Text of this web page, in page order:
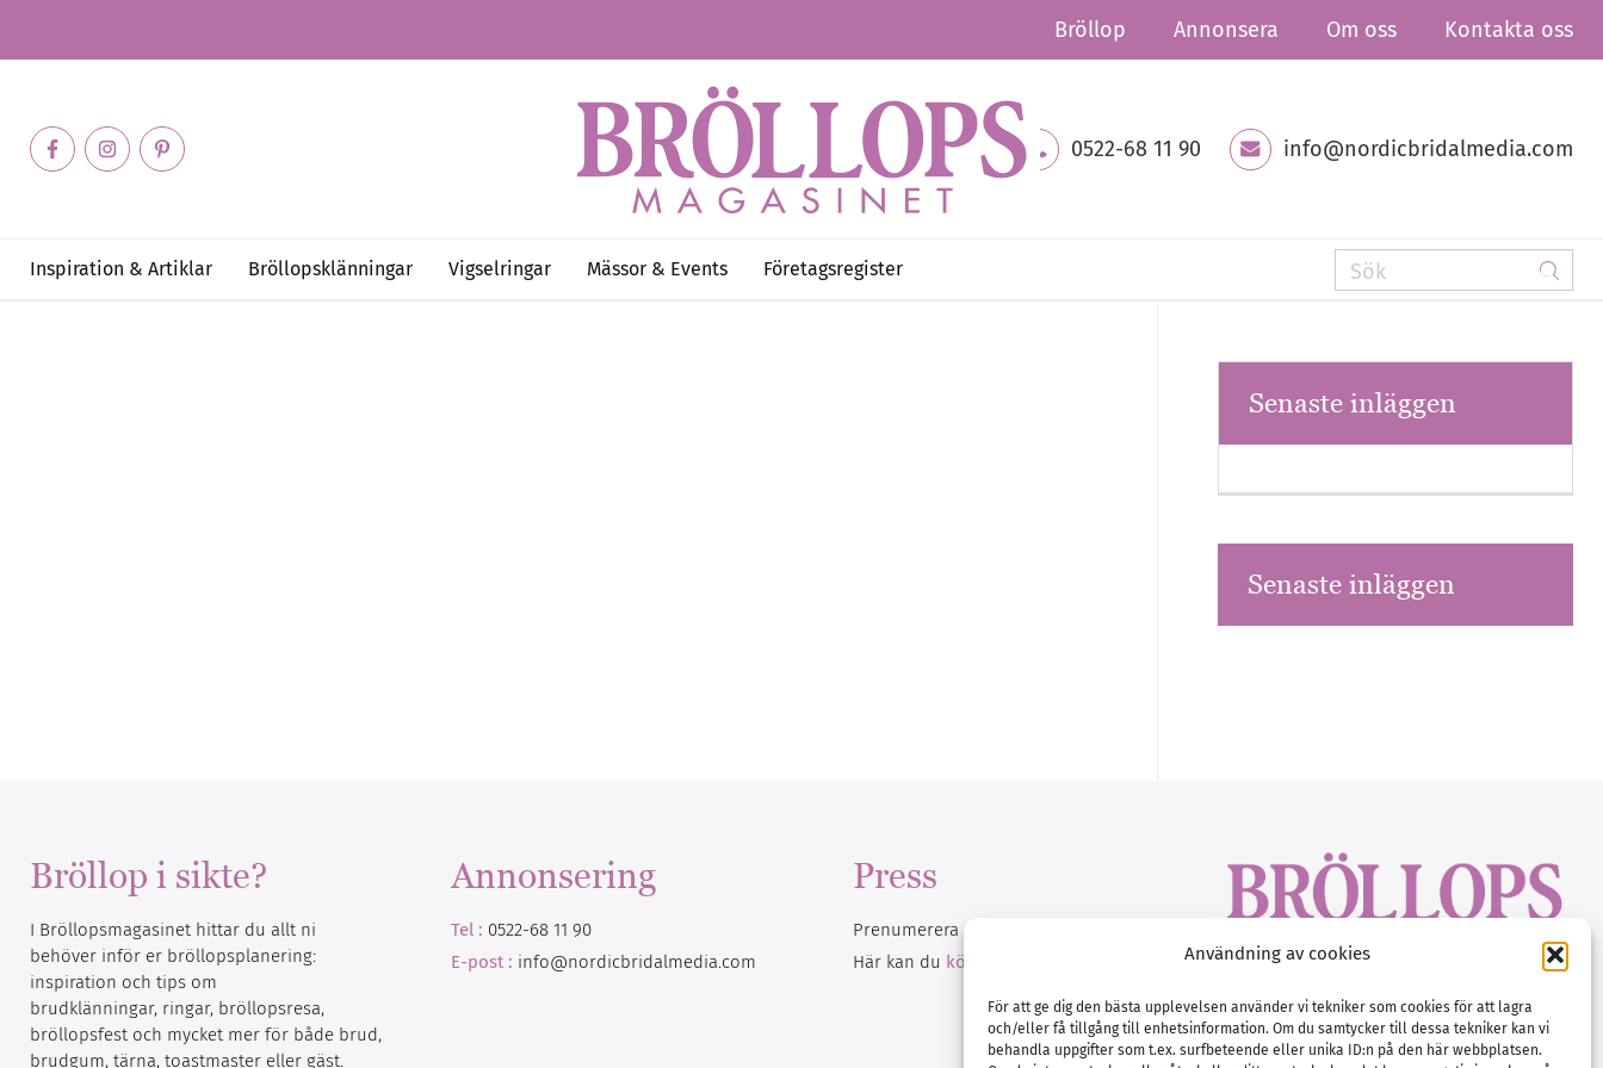
Användning av cookies
För att ge dig den bästa upplevelsen använder vi tekniker som cookies för att lagra
och/eller få tillgång till enhetsinformation. Om du samtycker till dessa tekniker kan vi
behandla uppgifter som t.ex. surfbeteende eller unika ID:n på den här webbplatsen.
Bröllop Annonsera Om oss Kontakta oss
0522-68 11 90 info@nordicbridalmedia.com
Inspiration & Artiklar Bröllopsklänningar Vigselringar Mässor & Events Företagsregister
Senaste inläggen
Senaste inläggen
Bröllop i sikte?
I Bröllopsmagasinet hittar du allt ni
behöver inför er bröllopsplanering:
inspiration och tips om
brudklänningar, ringar, bröllopsresa,
bröllopsfest och mycket mer för både brud,
brudgum, tärna, toastmaster eller gäst.
Annonsering
Tel : 0522-68 11 90
E-post : info@nordicbridalmedia.com
Press
Prenumerera på vårt
Här kan du köpa Bröllopsmagasinet
Tel :0522-68 11 90
E-post:info@nordicbridalmedia.com